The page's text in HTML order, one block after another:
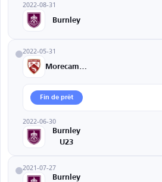
2022-08-31
Burnley
2022-05-31
Fin de prêt
2022-06-30
Burnley
U23
2021-07-27
Burnley